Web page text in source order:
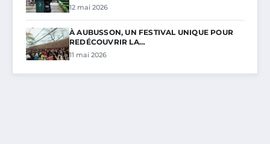
12 mai 2026
À AUBUSSON, UN FESTIVAL UNIQUE POUR
REDÉCOUVRIR LA…
11 mai 2026